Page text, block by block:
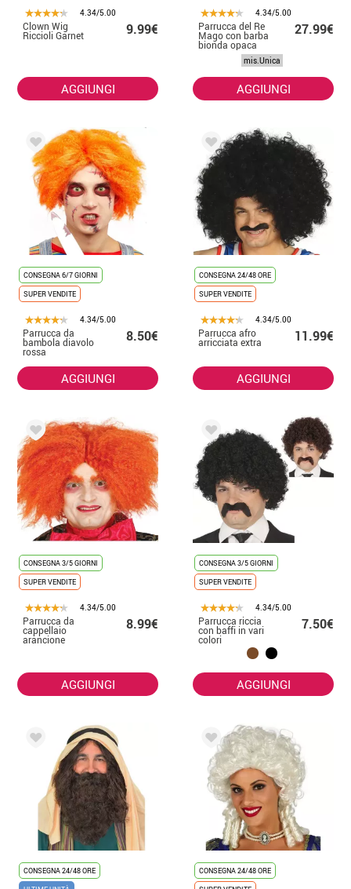
4.34/5.00
Clown Wig
Riccioli Garnet 9.99€
AGGIUNGI
4.34/5.00
Parrucca del Re
Mago con barba
bionda opaca
27.99€
mis.Unica
AGGIUNGI
CONSEGNA 6/7 GIORNI
SUPER VENDITE
4.34/5.00
Parrucca da
bambola diavolo
rossa
8.50€
AGGIUNGI
CONSEGNA 24/48 ORE
SUPER VENDITE
4.34/5.00
Parrucca afro
arricciata extra 11.99€
AGGIUNGI
CONSEGNA 3/5 GIORNI
SUPER VENDITE
4.34/5.00
Parrucca da
cappellaio
arancione
8.99€
AGGIUNGI
CONSEGNA 3/5 GIORNI
SUPER VENDITE
4.34/5.00
Parrucca riccia
con baffi in vari
colori
7.50€
AGGIUNGI
CONSEGNA 24/48 ORE
CONSEGNA 24/48 ORE